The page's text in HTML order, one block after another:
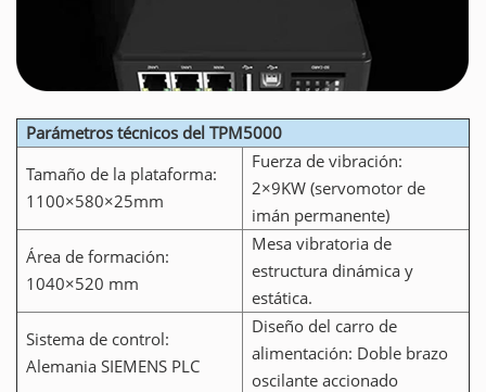
Parámetros técnicos del TPM5000
Tamaño de la plataforma:
1100×580×25mm
Fuerza de vibración:
2×9KW (servomotor de
imán permanente)
Área de formación:
1040×520 mm
Mesa vibratoria de
estructura dinámica y
estática.
Sistema de control:
Alemania SIEMENS PLC
Diseño del carro de
alimentación: Doble brazo
oscilante accionado